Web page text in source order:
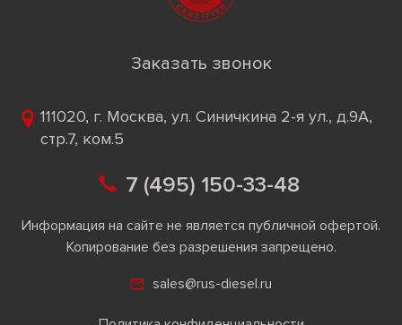
Заказать звонок
111020, г. Москва, ул. Синичкина 2-я ул., д.9А,
стр.7, ком.5
7 (495) 150-33-48
Информация на сайте не является публичной офертой.
Копирование без разрешения запрещено.
sales@rus-diesel.ru